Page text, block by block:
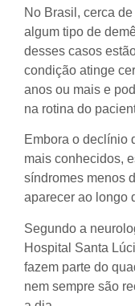
No Brasil, cerca
algum tipo de
desses casos
condição atinge
anos ou mais e
na rotina do
Embora o declínio
mais conhecidos,
síndromes menos
aparecer ao longo
Segundo a
Hospital Santa
fazem parte do
nem sempre são